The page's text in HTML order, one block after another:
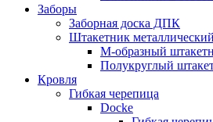
Заборы
Заборная доска ДПК
Штакетник металлический
М-образный
Полукруглый
Кровля
Гибкая черепица
Docke